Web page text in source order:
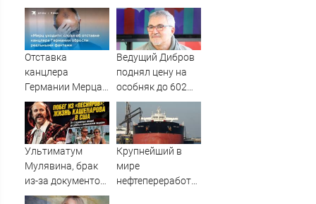
«Человека-паука»:
В сети разгорелся
грандиозный
скандал — а
собрала почти
Москву из США
Отставка
канцлера
Германии Мерца:
последние
новости на 7
августа 2026 и
прогнозы
Ведущий Дибров
поднял цену на
особняк до 602
млн рублей
Ультиматум
Мулявина, брак
из-за документов
и пиццерия во
Крупнейший в
мире
нефтепереработчик